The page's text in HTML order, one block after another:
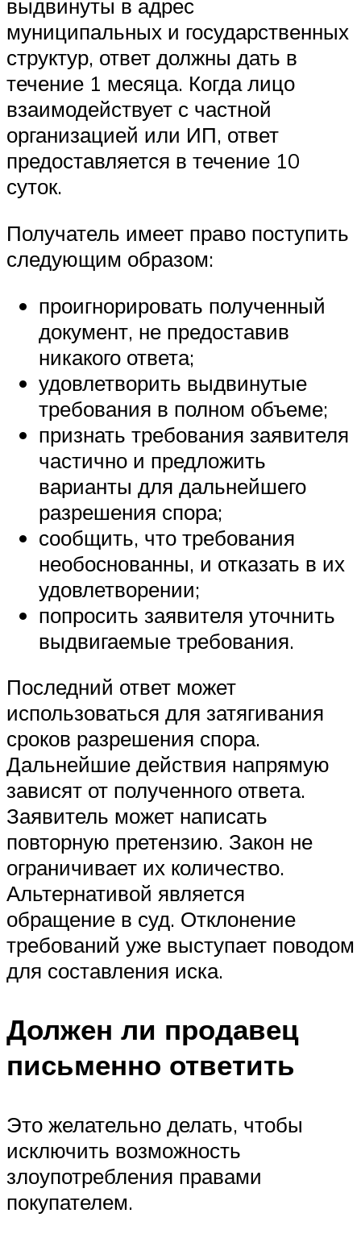
выдвинуты в адрес
муниципальных и государственных
структур, ответ должны дать в
течение 1 месяца. Когда лицо
взаимодействует с частной
организацией или ИП, ответ
предоставляется в течение 10
суток.
Получатель имеет право поступить
следующим образом:
проигнорировать полученный
документ, не предоставив
никакого ответа;
удовлетворить выдвинутые
требования в полном объеме;
признать требования заявителя
частично и предложить
варианты для дальнейшего
разрешения спора;
сообщить, что требования
необоснованны, и отказать в их
удовлетворении;
попросить заявителя уточнить
выдвигаемые требования.
Последний ответ может
использоваться для затягивания
сроков разрешения спора.
Дальнейшие действия напрямую
зависят от полученного ответа.
Заявитель может написать
повторную претензию. Закон не
ограничивает их количество.
Альтернативой является
обращение в суд. Отклонение
требований уже выступает поводом
для составления иска.
Должен ли продавец
письменно ответить
Это желательно делать, чтобы
исключить возможность
злоупотребления правами
покупателем.